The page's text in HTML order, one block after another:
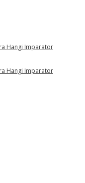
Hangi Imparator
Hangi Imparator